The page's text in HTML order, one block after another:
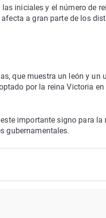
iniciales y el número de
a gran parte de los
que muestra un león y un
por la reina Victoria en
importante signo para
gubernamentales.